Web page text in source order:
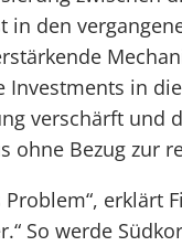
in den
Investments in
verschärft und
ohne Bezug zur
Problem“, erklärt
So werde